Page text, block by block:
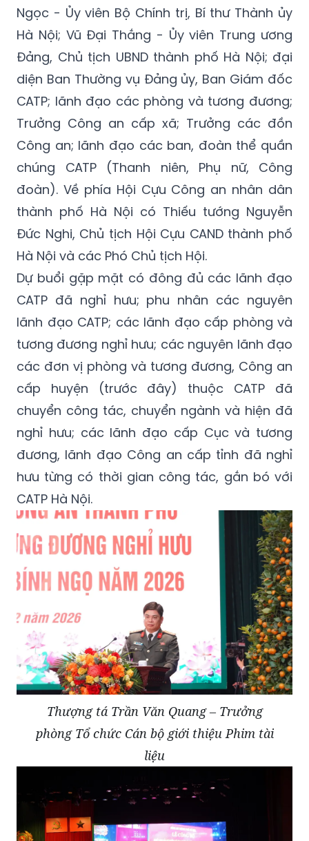
Ngọc - Ủy viên Bộ Chính trị, Bí thư Thành ủy
Hà Nội; Vũ Đại Thắng - Ủy viên Trung ương
Đảng, Chủ tịch UBND thành phố Hà Nội; đại
diện Ban Thường vụ Đảng ủy, Ban Giám đốc
CATP; lãnh đạo các phòng và tương đương;
Trưởng Công an cấp xã; Trưởng các đồn
Công an; lãnh đạo các ban, đoàn thể quần
chúng CATP (Thanh niên, Phụ nữ, Công
đoàn). Về phía Hội Cựu Công an nhân dân
thành phố Hà Nội có Thiếu tướng Nguyễn
Đức Nghi, Chủ tịch Hội Cựu CAND thành phố
Hà Nội và các Phó Chủ tịch Hội.
Dự buổi gặp mặt có đông đủ các lãnh đạo
CATP đã nghỉ hưu; phu nhân các nguyên
lãnh đạo CATP; các lãnh đạo cấp phòng và
tương đương nghỉ hưu; các nguyên lãnh đạo
các đơn vị phòng và tương đương, Công an
cấp huyện (trước đây) thuộc CATP đã
chuyển công tác, chuyển ngành và hiện đã
nghỉ hưu; các lãnh đạo cấp Cục và tương
đương, lãnh đạo Công an cấp tỉnh đã nghỉ
hưu từng có thời gian công tác, gắn bó với
CATP Hà Nội.
Thượng tá Trần Văn Quang – Trưởng
phòng Tổ chức Cán bộ giới thiệu Phim tài
liệu